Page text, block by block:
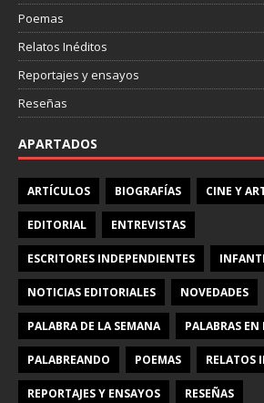
Poemas
Relatos Inéditos
Reportajes y ensayos
Reseñas
APARTADOS
ARTÍCULOS BIOGRAFÍAS CINE Y
EDITORIAL ENTREVISTAS
ESCRITORES INDEPENDIENTES
NOTICIAS EDITORIALES NOVEDADES
PALABRA DE LA SEMANA PALABRAS EN
PALABREANDO POEMAS RELATOS
REPORTAJES Y ENSAYOS RESEÑAS